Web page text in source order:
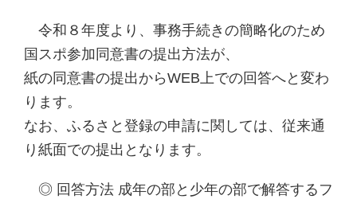
令和８年度より、事務手続きの簡略化のため
国スポ参加同意書の提出方法が、
紙の同意書の提出からWEB上での回答へと変わ
ります。
なお、ふるさと登録の申請に関しては、従来通
り紙面での提出となります。
◎ 回答方法 成年の部と少年の部で解答するフ